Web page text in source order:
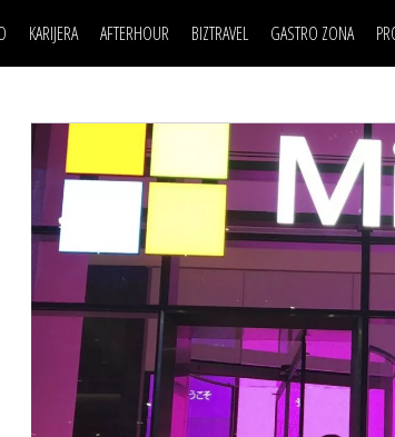
KARIJERA
LJUDI (HR)
MOJ UGAO
USAVRŠAVANJE
KNOW-HOW
AFTERHOUR
KNJIGE
AUTO SVET
STIL
WELLBEING
BIZTRAVEL GASTRO ZONA
POSAO
MOJ UGAO
USAVRŠAVANJE
KNOW-HOW
FILM I SCENA
AUTO SVET
STIL
WELLBEING